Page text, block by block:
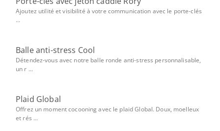
Ajoutez utilité et visibilité à votre communication avec le porte-clés
...
Balle anti-stress Cool
Détendez-vous avec notre balle ronde anti-stress personnalisable,
un r ...
Plaid Global
Offrez un moment cocooning avec le plaid Global. Doux, moelleux
et rés ...